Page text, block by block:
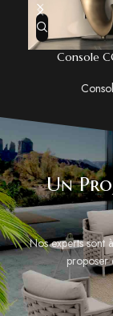
Console
Un
Nos experts sont
proposer